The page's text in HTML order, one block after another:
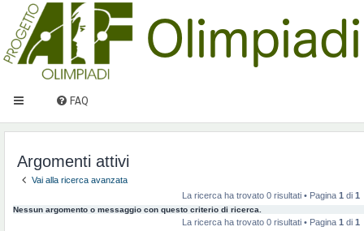
FAQ
Argomenti attivi
Vai alla ricerca avanzata
La ricerca ha trovato 0 risultati • Pagina 1 di 1
Nessun argomento o messaggio con questo criterio di ricerca.
La ricerca ha trovato 0 risultati • Pagina 1 di 1